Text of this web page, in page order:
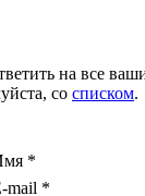
на все
со списком.
*
mail *